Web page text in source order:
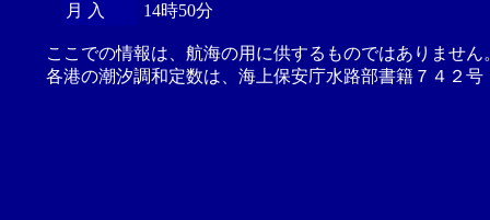
月 入
14時50分
ここでの情報は、航海の用に供するものではありませ
各港の潮汐調和定数は、海上保安庁水路部書籍７４２